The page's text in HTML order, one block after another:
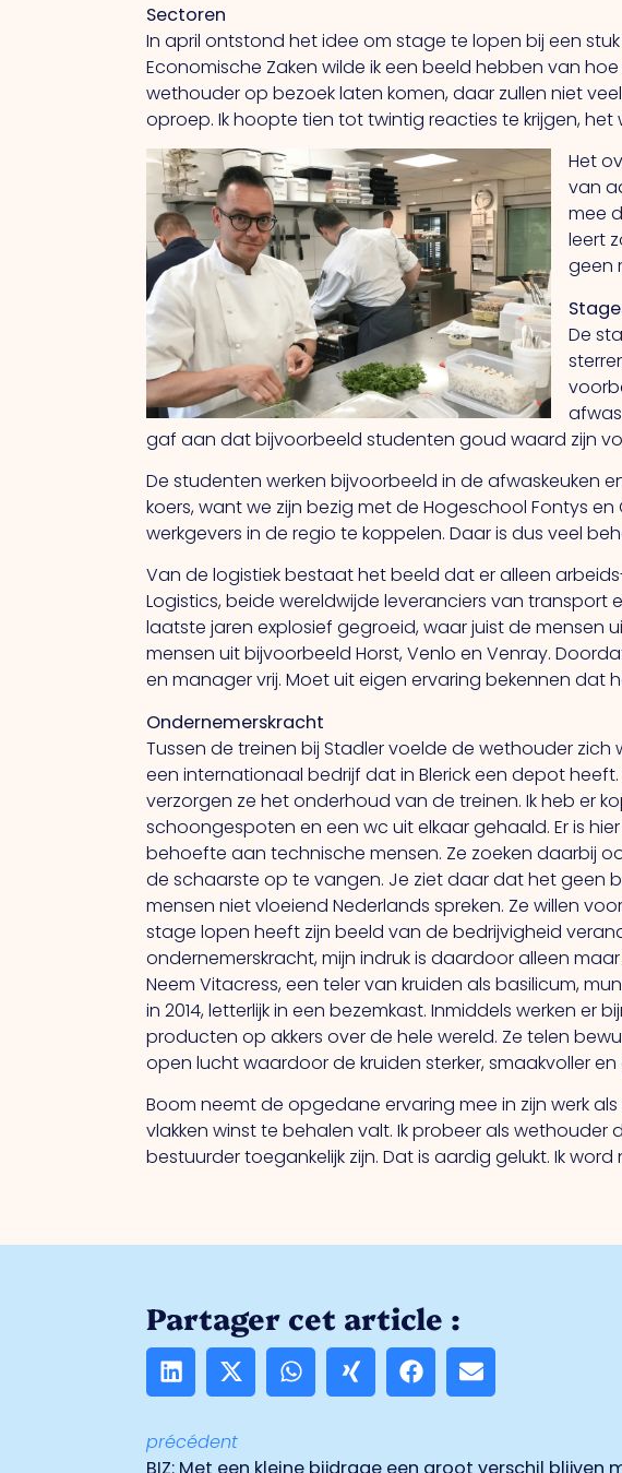
Sectoren
In april ontstond het idee om stage te lopen bij een
Economische Zaken wilde ik een beeld hebben van
wethouder op bezoek laten komen, daar zullen niet
oproep. Ik hoopte tien tot twintig reacties te krijgen, het
Het
van
mee
leert
geen
De
gaf aan dat bijvoorbeeld studenten goud waard zijn
De studenten werken bijvoorbeeld in de afwaskeuken
koers, want we zijn bezig met de Hogeschool Fontys
werkgevers in de regio te koppelen. Daar is dus veel
Van de logistiek bestaat het beeld dat er alleen
Logistics, beide wereldwijde leveranciers van
laatste jaren explosief gegroeid, waar juist de mensen
mensen uit bijvoorbeeld Horst, Venlo en Venray.
en manager vrij. Moet uit eigen ervaring bekennen dat
Ondernemerskracht
Tussen de treinen bij Stadler voelde de wethouder zich
een internationaal bedrijf dat in Blerick een depot
verzorgen ze het onderhoud van de treinen. Ik heb er
schoongespoten en een wc uit elkaar gehaald. Er is
behoefte aan technische mensen. Ze zoeken daarbij
de schaarste op te vangen. Je ziet daar dat het geen
mensen niet vloeiend Nederlands spreken. Ze willen
stage lopen heeft zijn beeld van de bedrijvigheid
ondernemerskracht, mijn indruk is daardoor alleen
Neem Vitacress, een teler van kruiden als basilicum,
in 2014, letterlijk in een bezemkast. Inmiddels werken er
producten op akkers over de hele wereld. Ze telen
open lucht waardoor de kruiden sterker, smaakvoller en
Boom neemt de opgedane ervaring mee in zijn werk
vlakken winst te behalen valt. Ik probeer als wethouder
bestuurder toegankelijk zijn. Dat is aardig gelukt. Ik
Partager cet article :
précédent